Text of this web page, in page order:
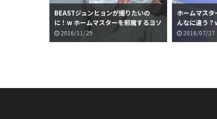
BEASTジュンヒョンが撮りたいの
に！w ホームマスターを邪魔するヨソ
プの画像が話題に
2016/11/29
ホームマスタ
んなに違う
話題に
2016/07/27